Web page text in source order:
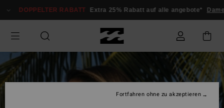
zur
springen
DOPPELTER RABATT Extra 25% Rabatt auf alle angebote* Damen
Fortfahren ohne zu akzeptieren